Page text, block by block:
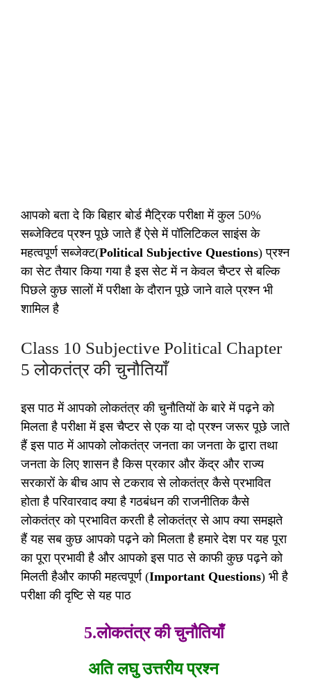
आपको बता दे कि बिहार बोर्ड मैट्रिक परीक्षा में कुल 50%
सब्जेक्टिव प्रश्न पूछे जाते हैं ऐसे में पॉलिटिकल साइंस के
महत्वपूर्ण सब्जेक्ट(Political Subjective Questions) प्रश्न
का सेट तैयार किया गया है इस सेट में न केवल चैप्टर से बल्कि
पिछले कुछ सालों में परीक्षा के दौरान पूछे जाने वाले प्रश्न भी
शामिल है
Class 10 Subjective Political Chapter
5 लोकतंत्र की चुनौतियाँ
इस पाठ में आपको लोकतंत्र की चुनौतियों के बारे में पढ़ने को
मिलता है परीक्षा में इस चैप्टर से एक या दो प्रश्न जरूर पूछे जाते
हैं इस पाठ में आपको लोकतंत्र जनता का जनता के द्वारा तथा
जनता के लिए शासन है किस प्रकार और केंद्र और राज्य
सरकारों के बीच आप से टकराव से लोकतंत्र कैसे प्रभावित
होता है परिवारवाद क्या है गठबंधन की राजनीतिक कैसे
लोकतंत्र को प्रभावित करती है लोकतंत्र से आप क्या समझते
हैं यह सब कुछ आपको पढ़ने को मिलता है हमारे देश पर यह पूरा
का पूरा प्रभावी है और आपको इस पाठ से काफी कुछ पढ़ने को
मिलती हैऔर काफी महत्वपूर्ण (Important Questions) भी है
परीक्षा की दृष्टि से यह पाठ
5.लोकतंत्र की चुनौतियाँ
अति लघु उत्तरीय प्रश्न